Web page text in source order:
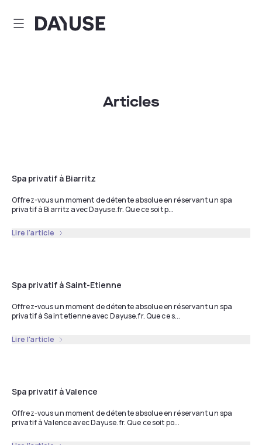
Dayuse
Articles
Spa privatif à Biarritz
Offrez-vous un moment de détente absolue en réservant un spa
privatif à Biarritz avec Dayuse.fr. Que ce soit p...
Lire l'article
Spa privatif à Saint-Etienne
Offrez-vous un moment de détente absolue en réservant un spa
privatif à Saint etienne avec Dayuse.fr. Que ce s...
Lire l'article
Spa privatif à Valence
Offrez-vous un moment de détente absolue en réservant un spa
privatif à Valence avec Dayuse.fr. Que ce soit po...